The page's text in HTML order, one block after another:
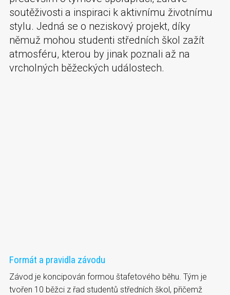
soutěživosti a inspiraci k aktivnímu životnímu
stylu. Jedná se o neziskový projekt, díky
němuž mohou studenti středních škol zažít
atmosféru, kterou by jinak poznali až na
vrcholných běžeckých událostech.
Formát a pravidla závodu
Závod je koncipován formou štafetového běhu. Tým je
tvořen 10 běžci z řad studentů středních škol, přičemž